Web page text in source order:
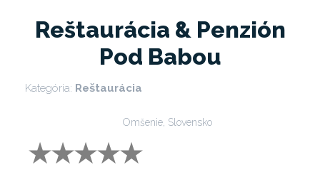
Reštaurácia & Penzión
Pod Babou
Kategória: Reštaurácia
Omšenie, Slovensko